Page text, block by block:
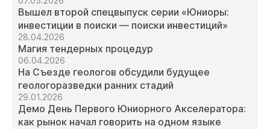
Вышел второй спецвыпуск серии «Юниоры:
инвестиции в поиски — поиски инвестиций»
28.04.2026
Магия тендерных процедур
06.04.2026
На Съезде геологов обсудили будущее
геологоразведки ранних стадий
29.01.2026
Демо День Первого Юниорного Акселератора:
как рынок начал говорить на одном языке